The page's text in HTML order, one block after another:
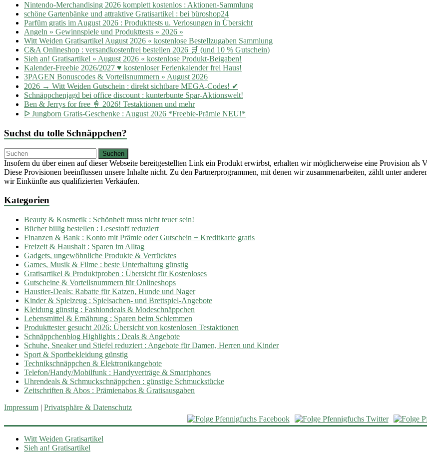
Nintendo-Merchandising 2026 komplett kostenlos : Aktionen-Sammlung
schöne Gartenbänke und attraktive Gratisartikel : bei büroshop24
Parfüm gratis im August 2026 : Produkttests u. Verlosungen in Übersicht
Angeln » Gewinnspiele und Produkttests » 2026 »
Witt Weiden Gratisartikel August 2026 « kostenlose Bestellzugaben Sammlung
C&A Onlineshop : versandkostenfrei bestellen 2026 🛒 (und 10 % Gutschein)
Sieh an! Gratisartikel » August 2026 « kostenlose Produkt-Beigaben!
Kalender-Freebie 2026/2027 ♥ kostenloser Ferienkalender frei Haus!
3PAGEN Bonuscodes & Vorteilsnummern » August 2026
2026 → Witt Weiden Gutschein : direkt sichtbare MEGA-Codes! ✔
Schnäppchenjagd bei office discount : kunterbunte Spar-Aktionswelt!
Ben & Jerrys for free 🍦 2026! Testaktionen und mehr
ᐅ Jungborn Gratis-Geschenke : August 2026 *Freebie-Prämie NEU!*
Suchst du tolle Schnäppchen?
Insofern du über einen auf dieser Webseite bereitgestellten Link ein Produkt erwirbst, erhalten wir möglicherweise eine Provision als
Diese Provisionen beeinflussen unsere Inhalte nicht. Zu den Partnerprogrammen, mit denen wir zusammenarbeiten, zählt unter
wir Einkünfte aus qualifizierten Verkäufen.
Kategorien
Beauty & Kosmetik : Schönheit muss nicht teuer sein!
Bücher billig bestellen : Lesestoff reduziert
Finanzen & Bank : Konto mit Prämie oder Gutschein + Kreditkarte gratis
Freizeit & Haushalt : Sparen im Alltag
Gadgets, ungewöhnliche Produkte & Verrücktes
Games, Musik & Filme : beste Unterhaltung günstig
Gratisartikel & Produktproben : Übersicht für Kostenloses
Gutscheine & Vorteilsnummern für Onlineshops
Haustier-Deals: Rabatte für Katzen, Hunde und Nager
Kinder & Spielzeug : Spielsachen- und Brettspiel-Angebote
Kleidung günstig : Fashiondeals & Modeschnäppchen
Lebensmittel & Ernährung : Sparen beim Schlemmen
Produkttester gesucht 2026: Übersicht von kostenlosen Testaktionen
Schnäppchenblog Highlights : Deals & Angebote
Schuhe, Sneaker und Stiefel reduziert : Angebote für Damen, Herren und Kinder
Sport & Sportbekleidung günstig
Technikschnäppchen & Elektronikangebote
Telefon/Handy/Mobilfunk : Handyverträge & Smartphones
Uhrendeals & Schmuckschnäppchen : günstige Schmuckstücke
Zeitschriften & Abos : Prämienabos & Gratisausgaben
Impressum | Privatsphäre & Datenschutz
Witt Weiden Gratisartikel
Sieh an! Gratisartikel